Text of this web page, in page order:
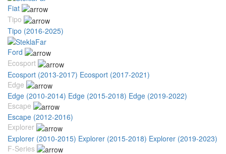
Fiat
Tipo
Tipo (2016-2025)
Ford
Ecosport
Ecosport (2013-2017) Ecosport (2017-2021)
Edge
Edge (2010-2014) Edge (2015-2018) Edge (2019-2022)
Escape
Escape (2012-2016)
Explorer
Explorer (2010-2015) Explorer (2015-2018) Explorer (2019-2023)
F-Series